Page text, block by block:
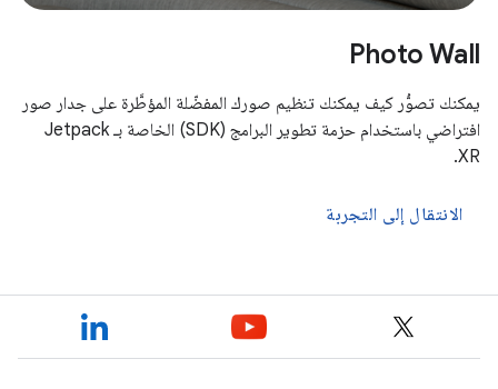
Photo Wall
يمكنك تصوُّر كيف يمكنك تنظيم صورك المفضّلة المؤطَّرة على جدار صور
افتراضي باستخدام حزمة تطوير البرامج (SDK) الخاصة بـ Jetpack
XR.
الانتقال إلى التجربة